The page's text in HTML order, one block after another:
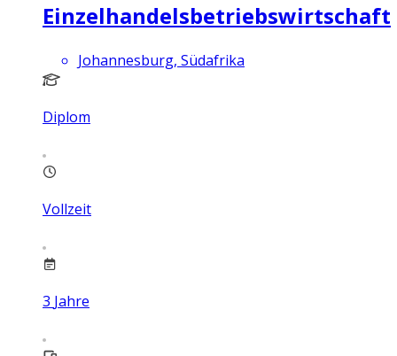
Einzelhandelsbetriebswirtschaft
Johannesburg, Südafrika
Diplom
Vollzeit
3 Jahre